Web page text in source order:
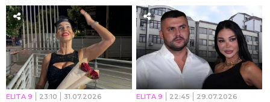
ELITA 9 23:10 31.07.2026 ELITA 9 22:45 29.07.2026